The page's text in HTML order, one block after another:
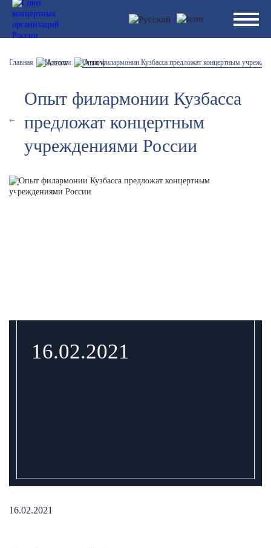
Главная Новости Опыт филармонии Кузбасса предложат концертным
Опыт филармонии Кузбасса
предложат концертным
учреждениями России
16.02.2021
16.02.2021